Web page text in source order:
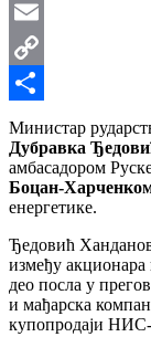
Mail.Ru
Email
Copy
Link
Share
Министар
Дубравка
амбасадором
Боцан-
енергетике.
Ђедовић
између
део посла у
и мађарска
купопродаји НИС-